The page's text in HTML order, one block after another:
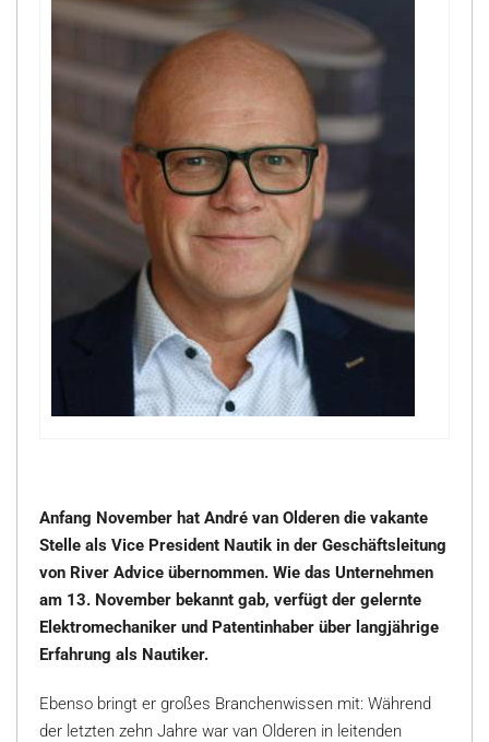
Anfang November hat André van Olderen die vakante
Stelle als Vice President Nautik in der Geschäftsleitung
von River Advice übernommen. Wie das Unternehmen
am 13. November bekannt gab, verfügt der gelernte
Elektromechaniker und Patentinhaber über langjährige
Erfahrung als Nautiker.
Ebenso bringt er großes Branchenwissen mit: Während
der letzten zehn Jahre war van Olderen in leitenden